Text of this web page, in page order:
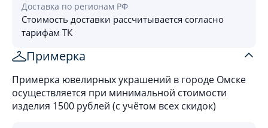
Доставка по регионам РФ
Стоимость доставки рассчитывается согласно
тарифам ТК
Примерка
Примерка ювелирных украшений в городе Омске
осуществляется при минимальной стоимости
изделия 1500 рублей (с учётом всех скидок)